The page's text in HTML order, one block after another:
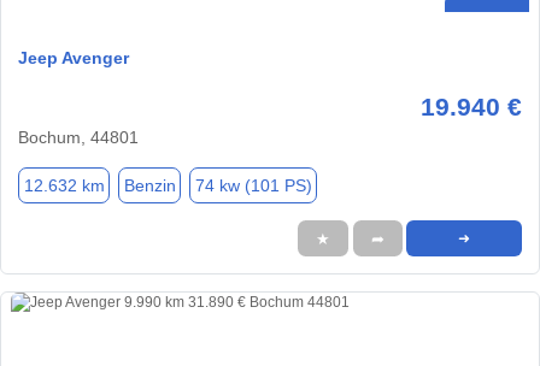
Jeep Avenger
19.940 €
Bochum, 44801
12.632 km Benzin 74 kw (101 PS)
★ ➦ ➜